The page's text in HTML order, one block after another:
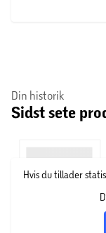
Din historik
Sidst sete
Hvis du tillader